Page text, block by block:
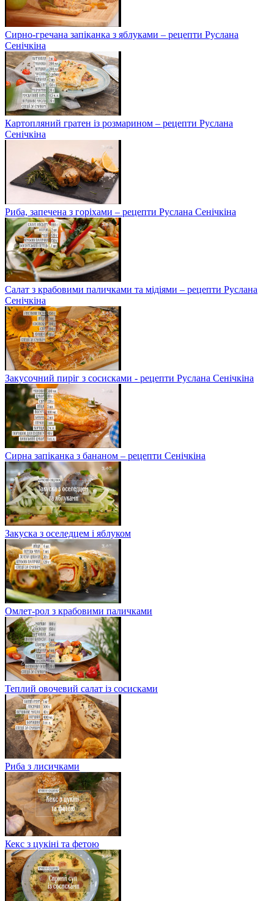
Сирно-гречана запіканка з яблуками – рецепти Руслана
Сенічкіна
Картопляний гратен із розмарином – рецепти Руслана
Сенічкіна
Риба, запечена з горіхами – рецепти Руслана Сенічкіна
Салат з крабовими паличками та мідіями – рецепти Руслана
Сенічкіна
Закусочний пиріг з сосисками - рецепти Руслана Сенічкіна
Сирна запіканка з бананом – рецепти Сенічкіна
Закуска з оселедцем і яблуком
Омлет-рол з крабовими паличками
Теплий овочевий салат із сосисками
Риба з лисичками
Кекс з цукіні та фетою